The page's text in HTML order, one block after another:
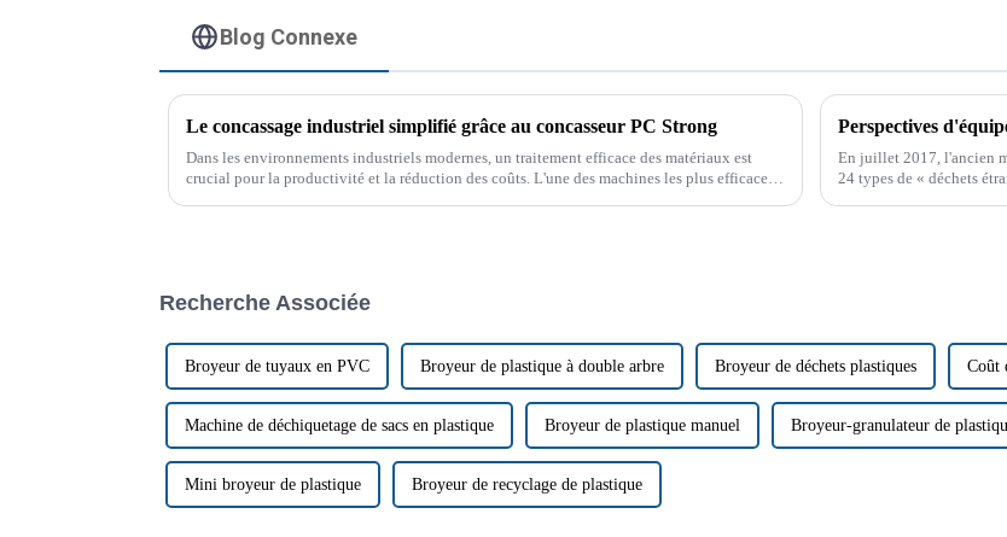
Blog Connexe
Le concassage industriel simplifié grâce au concasseur PC Strong
Dans les environnements industriels modernes, un traitement efficace des matériaux est
crucial pour la productivité et la réduction des coûts. L'une des machines les plus efficaces
Perspectives
En juillet 2017, l'ancien
24 types de « déchets
Recherche Associée
Broyeur de tuyaux en PVC Broyeur de plastique à double arbre Broyeur de déchets plastiques Coût
Machine de déchiquetage de sacs en plastique Broyeur de plastique manuel Broyeur-granulateur de
Mini broyeur de plastique Broyeur de recyclage de plastique